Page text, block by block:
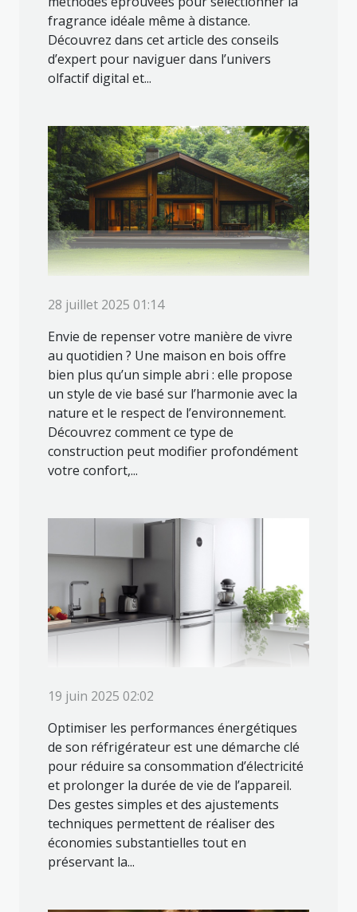
fragrance idéale même à distance.
Découvrez dans cet article des conseils
d’expert pour naviguer dans l’univers
olfactif digital et...
28 juillet 2025 01:14
Envie de repenser votre manière de vivre
au quotidien ? Une maison en bois offre
bien plus qu’un simple abri : elle propose
un style de vie basé sur l’harmonie avec la
nature et le respect de l’environnement.
Découvrez comment ce type de
construction peut modifier profondément
votre confort,...
19 juin 2025 02:02
Optimiser les performances énergétiques
de son réfrigérateur est une démarche clé
pour réduire sa consommation d’électricité
et prolonger la durée de vie de l’appareil.
Des gestes simples et des ajustements
techniques permettent de réaliser des
économies substantielles tout en
préservant la...